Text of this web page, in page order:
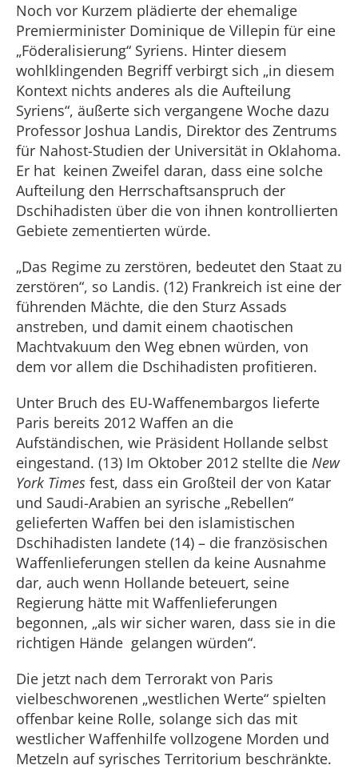
Noch vor Kurzem plädierte der ehemalige
Premierminister Dominique de Villepin für eine
„Föderalisierung“ Syriens. Hinter diesem
wohlklingenden Begriff verbirgt sich „in diesem
Kontext nichts anderes als die Aufteilung
Syriens“, äußerte sich vergangene Woche dazu
Professor Joshua Landis, Direktor des Zentrums
für Nahost-Studien der Universität in Oklahoma.
Er hat keinen Zweifel daran, dass eine solche
Aufteilung den Herrschaftsanspruch der
Dschihadisten über die von ihnen kontrollierten
Gebiete zementierten würde.
„Das Regime zu zerstören, bedeutet den Staat zu
zerstören“, so Landis. (12) Frankreich ist eine der
führenden Mächte, die den Sturz Assads
anstreben, und damit einem chaotischen
Machtvakuum den Weg ebnen würden, von
dem vor allem die Dschihadisten profitieren.
Unter Bruch des EU-Waffenembargos lieferte
Paris bereits 2012 Waffen an die
Aufständischen, wie Präsident Hollande selbst
eingestand. (13) Im Oktober 2012 stellte die New
York Times fest, dass ein Großteil der von Katar
und Saudi-Arabien an syrische „Rebellen“
gelieferten Waffen bei den islamistischen
Dschihadisten landete (14) – die französischen
Waffenlieferungen stellen da keine Ausnahme
dar, auch wenn Hollande beteuert, seine
Regierung hätte mit Waffenlieferungen
begonnen, „als wir sicher waren, dass sie in die
richtigen Hände gelangen würden“.
Die jetzt nach dem Terrorakt von Paris
vielbeschworenen „westlichen Werte“ spielten
offenbar keine Rolle, solange sich das mit
westlicher Waffenhilfe vollzogene Morden und
Metzeln auf syrisches Territorium beschränkte.